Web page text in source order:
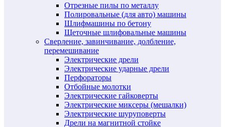
Отрезные пилы по металлу
Полировальные (для авто) машины
Шлифмашины по бетону
Щеточные шлифовальные машины
Сверление, завинчивание, долбление,
перемешивание
Электрические дрели
Электрические ударные дрели
Перфораторы
Отбойные молотки
Электрические гайковерты
Электрические миксеры (мешалки)
Электрические шуруповерты
Дрели на магнитной стойке